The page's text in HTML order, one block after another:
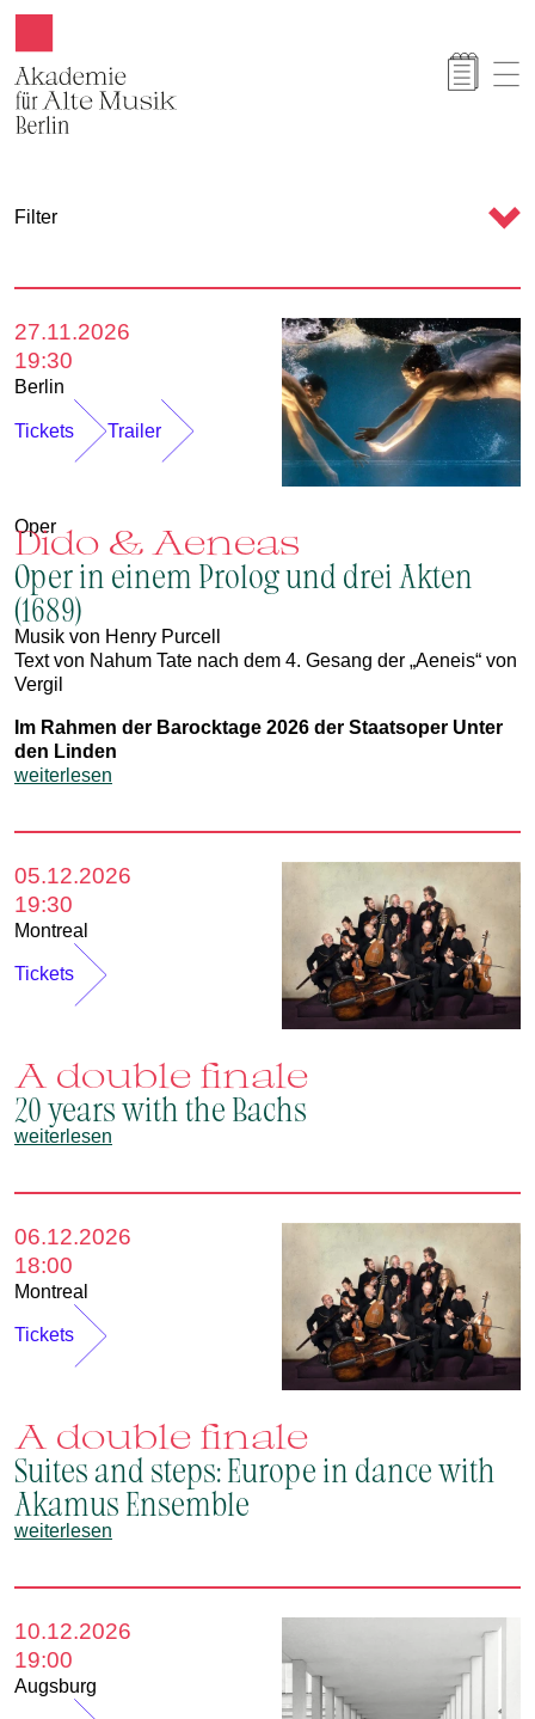
K
n
d
r
Filter
27.11.2026
19:30
Berlin
Tickets Trailer
Oper
Dido & Aeneas
Oper in einem Prolog und drei Akten
(1689)
Musik von Henry Purcell
Text von Nahum Tate nach dem 4. Gesang der „Aeneis“ von
Vergil
Im Rahmen der Barocktage 2026 der Staatsoper Unter
den Linden
weiterlesen
05.12.2026
19:30
Montreal
Tickets
A double finale
20 years with the Bachs
weiterlesen
06.12.2026
18:00
Montreal
Tickets
A double finale
Suites and steps: Europe in dance with
Akamus Ensemble
weiterlesen
10.12.2026
19:00
Augsburg